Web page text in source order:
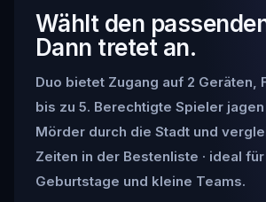
Wählt den
Dann tretet an.
Duo bietet Zugang auf 2 Geräten,
bis zu 5. Berechtigte Spieler
Mörder durch die Stadt und
Zeiten in der Bestenliste · ideal für
Geburtstage und kleine Teams.